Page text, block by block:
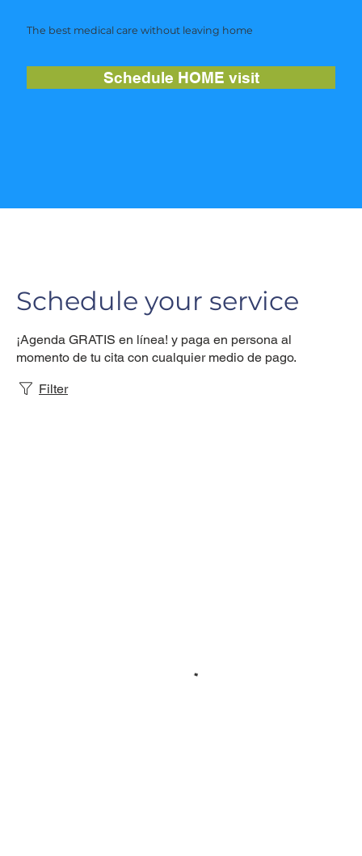
The best medical care without leaving home
Schedule HOME visit
Schedule your service
¡Agenda GRATIS en línea! y paga en persona al
momento de tu cita con cualquier medio de pago.
Filter